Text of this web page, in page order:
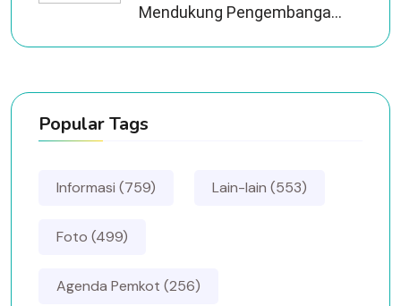
Mendukung Pengembanga...
Popular Tags
Informasi (759) Lain-lain (553)
Foto (499)
Agenda Pemkot (256)